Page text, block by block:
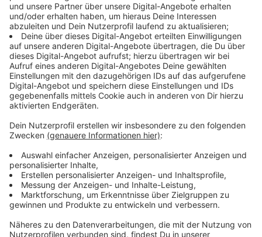
Kürbis-Lifehack 2: Ausstechformen
Anzeige
Wer keinen Akkubohrer hat, muss schneiden und
schnitzen. Um dies zu erleichtern, vor allem für
unbegabte Kürbisschnitzerinnen und -schnitzer gibt es
folgenden Tipp: Probiert es mit Ausstechformen und
einem Hammer. Die jeweilige Ausstechform wählen, an
den Kürbis halten und vorsichtig mit dem Hammer
daraufschlagen. Anschließend könnt ihr die jeweilige
Form ausschnitzen.
Anzeige